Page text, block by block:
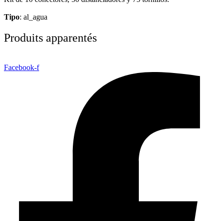
Tipo: al_agua
Produits apparentés
Facebook-f